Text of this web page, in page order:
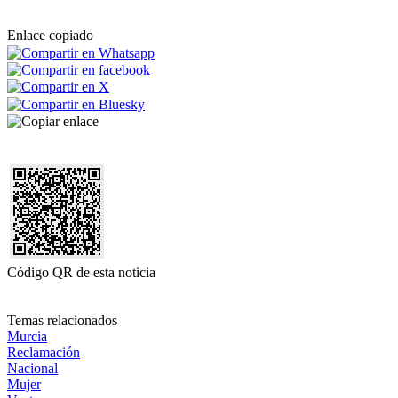
Enlace copiado
Código QR de esta noticia
Temas relacionados
Murcia
Reclamación
Nacional
Mujer